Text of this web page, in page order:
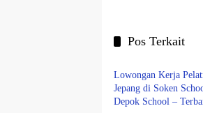
Pos Terkait
Fresh Graduate
Lowongan Kerja
Jepang di Soken
Depok School –
Fresh Graduate